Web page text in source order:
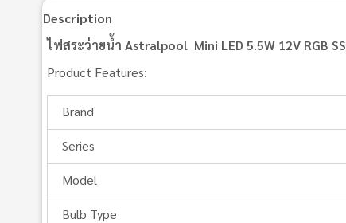
Description
ไฟสระว่ายน้ำ Astralpool Mini LED 5.5W 12V RGB SS
Product Features:
Brand
Series
Model
Bulb Type